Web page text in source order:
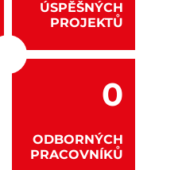
ÚSPĚŠNÝCH
PROJEKTŮ
0
ODBORNÝCH
PRACOVNÍKŮ